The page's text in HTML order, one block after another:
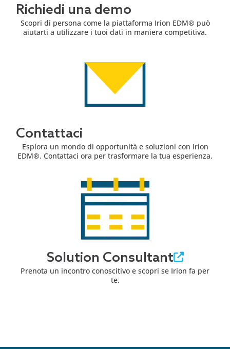
Richiedi una demo
Scopri di persona come la piattaforma Irion EDM® può
aiutarti a utilizzare i tuoi dati in maniera competitiva.
Contattaci
Esplora un mondo di opportunità e soluzioni con Irion
EDM®. Contattaci ora per trasformare la tua esperienza.
Solution Consultant
Prenota un incontro conoscitivo e scopri se Irion fa per
te.